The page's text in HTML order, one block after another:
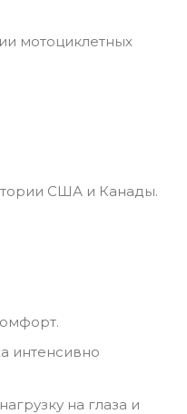
мотоциклетных
США и Канады.
интенсивно
на глаза и